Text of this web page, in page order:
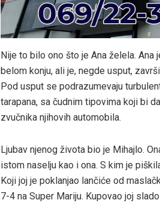
Nije to bilo ono što je Ana želela.
belom konju, ali je, negde usput,
Pod usput se podrazumevaju
tarapana, sa čudnim tipovima koji bi
zvučnika njihovih automobila.
Ljubav njenog života bio je Mihajlo.
istom naselju kao i ona. S kim je
Koji joj je poklanjao lančiće od
7-4 na Super Mariju. Kupovao joj